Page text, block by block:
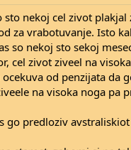
sto nekoj cel zivot
za vrabotuvanje. Isto
so nekoj sto sekoj
cel zivot ziveel na
od penzijata da
na visoka noga pa
go predloziv